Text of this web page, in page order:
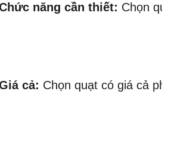
năng cần thiết: Chọn
cả: Chọn quạt có giá cả